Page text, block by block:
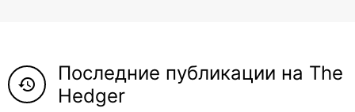
Neftegrad 5
history
Последние публикации на The
Hedger